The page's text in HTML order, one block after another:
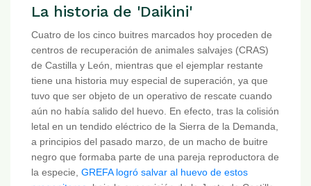
La historia de 'Daikini'
Cuatro de los cinco buitres marcados hoy proceden de
centros de recuperación de animales salvajes (CRAS)
de Castilla y León, mientras que el ejemplar restante
tiene una historia muy especial de superación, ya que
tuvo que ser objeto de un operativo de rescate cuando
aún no había salido del huevo. En efecto, tras la colisión
letal en un tendido eléctrico de la Sierra de la Demanda,
a principios del pasado marzo, de un macho de buitre
negro que formaba parte de una pareja reproductora de
la especie, GREFA logró salvar al huevo de estos